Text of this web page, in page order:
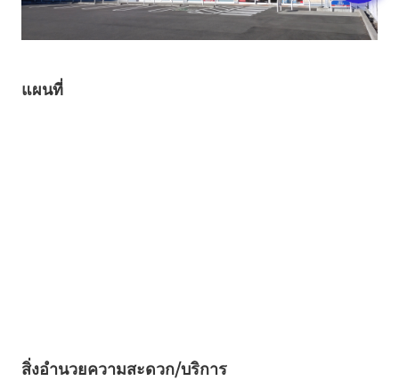
แผนที่
สิ่งอำนวยความสะดวก/บริการ